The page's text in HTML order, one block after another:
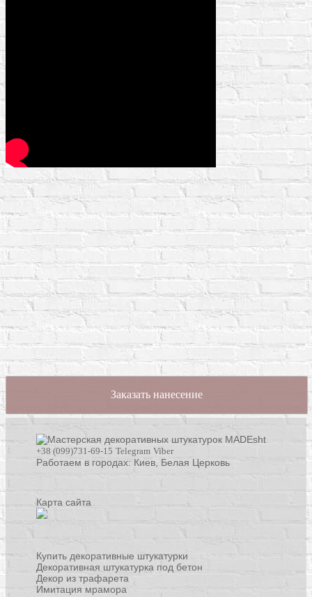
Заказать нанесение
+38 (099)731-69-15 Telegram Viber
Работаем в городах: Киев, Белая Церковь
Карта сайта
Купить декоративные штукатурки
Декоративная штукатурка под бетон
Декор из трафарета
Имитация мрамора